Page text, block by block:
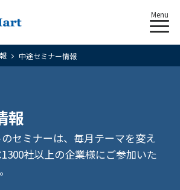
Menu
中途セミナー情報
報
セミナーは、毎月テーマを変え
社以上の企業様にご参加いた